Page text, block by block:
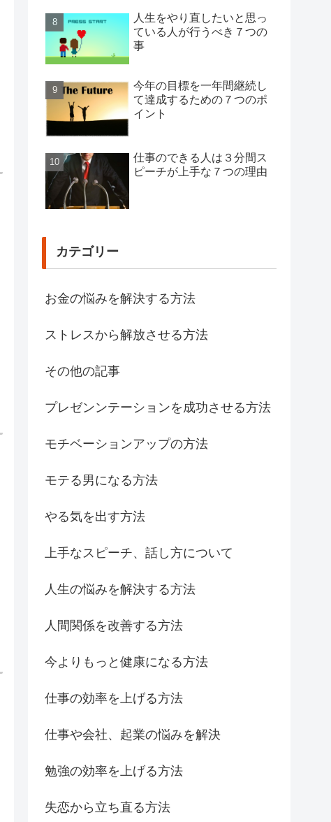
人生をやり直したいと思っ
ている人が行うべき７つの
事
今年の目標を一年間継続し
て達成するための７つのポ
イント
仕事のできる人は３分間ス
ピーチが上手な７つの理由
カテゴリー
お金の悩みを解決する方法
ストレスから解放させる方法
その他の記事
プレゼンンテーションを成功させる方法
モチベーションアップの方法
モテる男になる方法
やる気を出す方法
上手なスピーチ、話し方について
人生の悩みを解決する方法
人間関係を改善する方法
今よりもっと健康になる方法
仕事の効率を上げる方法
仕事や会社、起業の悩みを解決
勉強の効率を上げる方法
失恋から立ち直る方法